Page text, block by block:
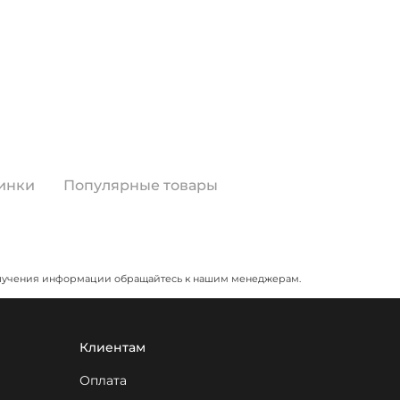
Популярные товары
информации обращайтесь к нашим менеджерам.
Клиентам
Оплата